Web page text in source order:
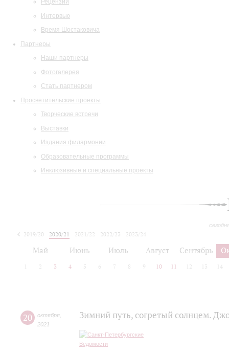
Рецензии
Интервью
Время Шостаковича
Партнеры
Наши партнеры
Фотогалерея
Стать партнером
Просветительские проекты
Творческие встречи
Выставки
Издания филармонии
Образовательные программы
Инклюзивные и специальные проекты
2019/20 2020/21 2021/22 2022/23
2023/24
Май Июнь Июль Август Сентябрь
2 3 4 5 6 7 8 9 10 11 12 13 14
20 октября
2021
Зимний путь, согретый солнцем.